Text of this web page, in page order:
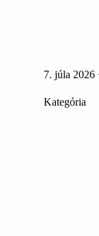
7. júla 2026
Kategória